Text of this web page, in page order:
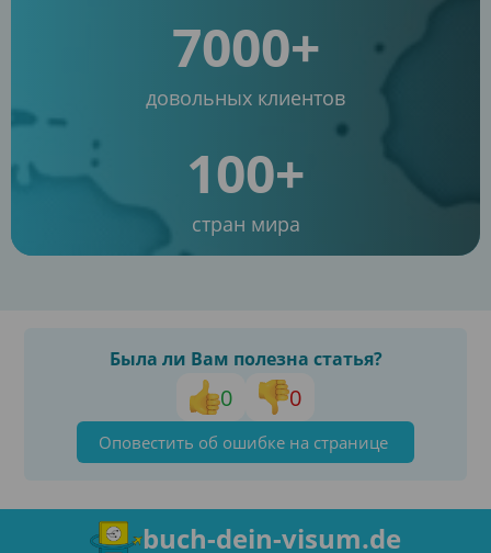
7000+
довольных клиентов
100+
стран мира
Была ли Вам полезна статья?
0 0
Оповестить об ошибке на странице
buch-dein-visum.de